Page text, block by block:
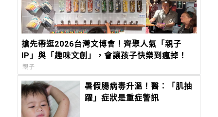
搶先帶逛2026台灣文博會！齊聚人氣「親子
IP」與「趣味文創」，會讓孩子快樂到瘋掉！
親子
暑假腸病毒升溫！醫：「肌抽
躍」症狀是重症警訊